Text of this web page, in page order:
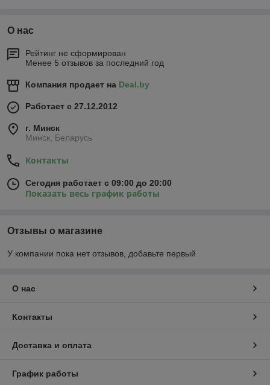
О нас
Рейтинг не сформирован
Менее 5 отзывов за последний год
Компания продает на Deal.by
Работает с 27.12.2012
г. Минск
Минск, Беларусь
Контакты
Сегодня работает с 09:00 до 20:00
Показать весь график работы
Отзывы о магазине
У компании пока нет отзывов, добавьте первый
О нас
Контакты
Доставка и оплата
График работы